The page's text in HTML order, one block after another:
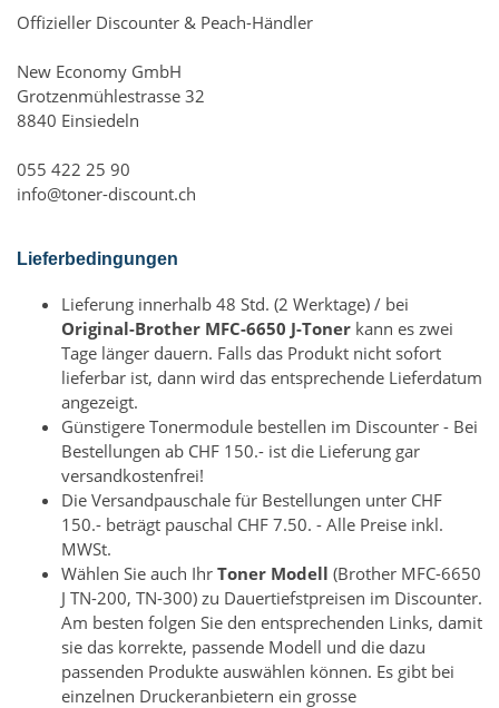
Offizieller Discounter & Peach-Händler
New Economy GmbH
Grotzenmühlestrasse 32
8840 Einsiedeln
055 422 25 90
info@toner-discount.ch
Lieferbedingungen
Lieferung innerhalb 48 Std. (2 Werktage) / bei
Original-Brother MFC-6650 J-Toner kann es zwei
Tage länger dauern. Falls das Produkt nicht sofort
lieferbar ist, dann wird das entsprechende Lieferdatum
angezeigt.
Günstigere Tonermodule bestellen im Discounter - Bei
Bestellungen ab CHF 150.- ist die Lieferung gar
versandkostenfrei!
Die Versandpauschale für Bestellungen unter CHF
150.- beträgt pauschal CHF 7.50. - Alle Preise inkl.
MWSt.
Wählen Sie auch Ihr Toner Modell (Brother MFC-6650
J TN-200, TN-300) zu Dauertiefstpreisen im Discounter.
Am besten folgen Sie den entsprechenden Links, damit
sie das korrekte, passende Modell und die dazu
passenden Produkte auswählen können. Es gibt bei
einzelnen Druckeranbietern ein grosse